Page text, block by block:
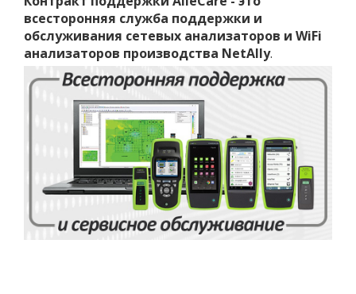
всесторонняя служба поддержки и
обслуживания сетевых анализаторов и WiFi
анализаторов производства NetAlly.